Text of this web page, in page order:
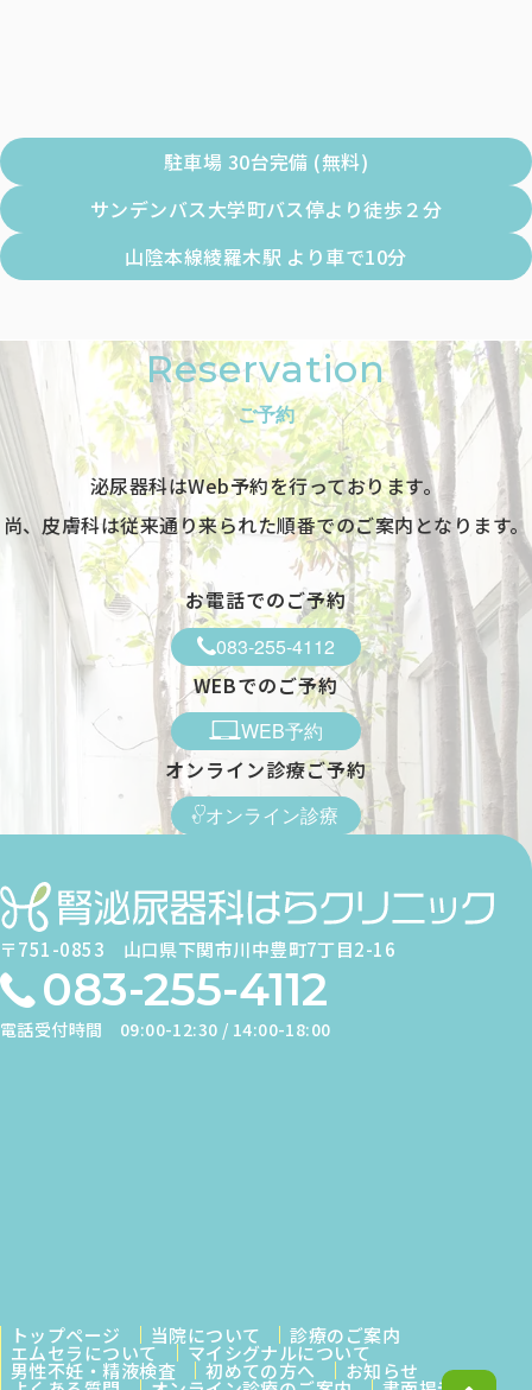
駐車場 30台完備 (無料)
サンデンバス大学町バス停より徒歩２分
山陰本線綾羅木駅 より車で10分
Reservation
ご予約
泌尿器科はWeb予約を行っております。
尚、皮膚科は従来通り来られた順番でのご案内となります。
お電話でのご予約
083-255-4112
WEBでのご予約
WEB予約
オンライン診療ご予約
オンライン診療
〒751-0853 山口県下関市川中豊町7丁目2-16
083-255-4112
電話受付時間 09:00-12:30 / 14:00-18:00
トップページ 当院について 診療のご案内
エムセラについて マイシグナルについて
男性不妊・精液検査 初めての方へ お知らせ